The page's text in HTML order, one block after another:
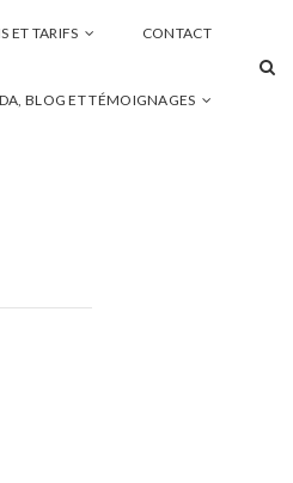
ET TARIFS CONTACT
BLOG ET TÉMOIGNAGES